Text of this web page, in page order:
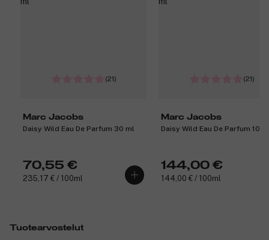
(21)
Marc Jacobs
Daisy Wild Eau De Parfum 30 ml
70,55 €
235,17 € / 100ml
(21)
Marc Jacobs
Daisy Wild Eau De Parfum 100
144,00 €
144,00 € / 100ml
Tuotearvostelut